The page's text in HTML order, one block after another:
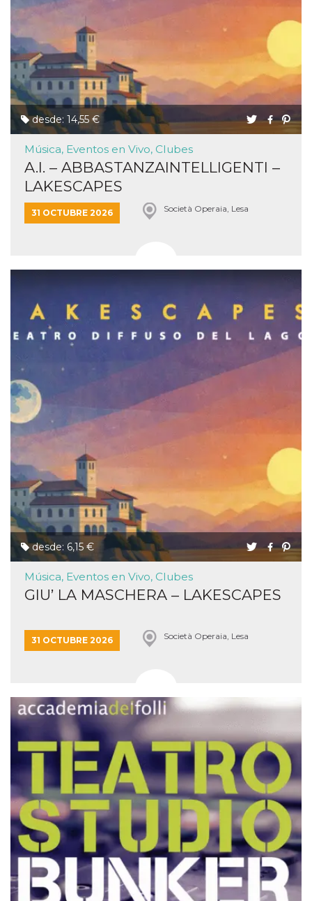
desde: 14,55 €
Música, Eventos en Vivo, Clubes
A.I. – ABBASTANZAINTELLIGENTI –
LAKESCAPES
31 OCTUBRE 2026 Società Operaia, Lesa
desde: 6,15 €
Música, Eventos en Vivo, Clubes
GIU’ LA MASCHERA – LAKESCAPES
31 OCTUBRE 2026 Società Operaia, Lesa